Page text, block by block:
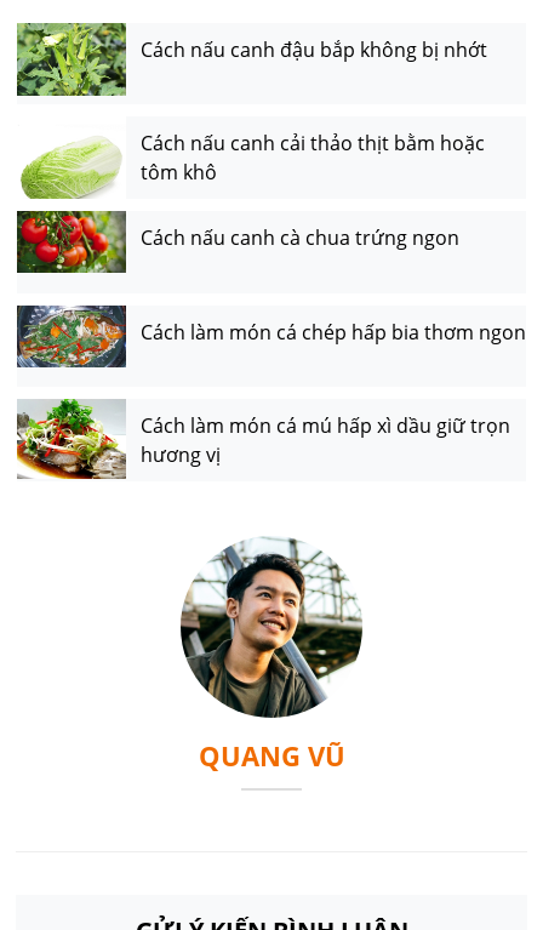
Cách nấu canh đậu bắp không bị nhớt
Cách nấu canh cải thảo thịt bằm hoặc
tôm khô
Cách nấu canh cà chua trứng ngon
Cách làm món cá chép hấp bia thơm ngon
Cách làm món cá mú hấp xì dầu giữ trọn
hương vị
QUANG VŨ